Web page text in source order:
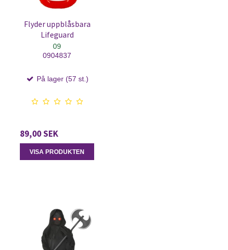
Flyder uppblåsbara
Lifeguard
09
0904837
På lager (57 st.)
89,00 SEK
VISA PRODUKTEN